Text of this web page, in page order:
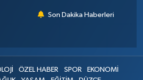
Son Dakika Haberleri
ÖZEL HABER SPOR
EKONOMİ